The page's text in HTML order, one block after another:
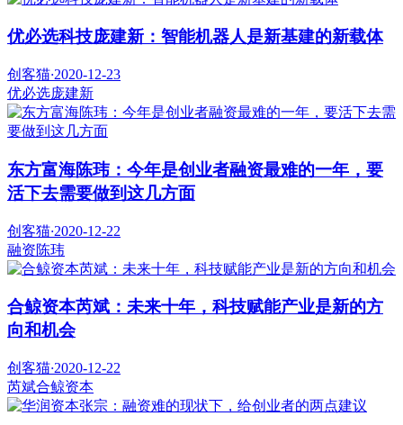
优必选科技庞建新：智能机器人是新基建的新载体
创客猫·2020-12-23
优必选庞建新
东方富海陈玮：今年是创业者融资最难的一年，要
活下去需要做到这几方面
创客猫·2020-12-22
融资陈玮
合鲸资本芮斌：未来十年，科技赋能产业是新的方
向和机会
创客猫·2020-12-22
芮斌合鲸资本